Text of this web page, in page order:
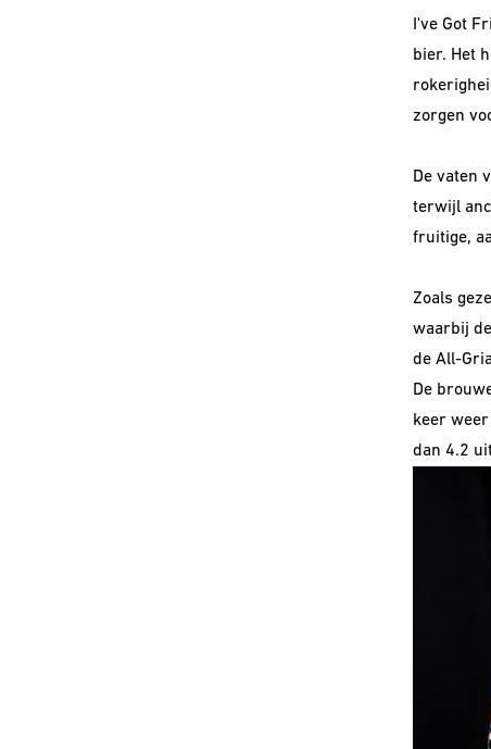
I've Got
bier. Het
zorgen
De vaten
terwijl
fruitige,
Zoals
waarbij
de All-
De
keer
dan 4.2